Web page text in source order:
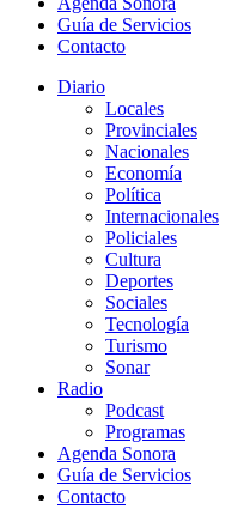
Guía de Servicios
Contacto
Diario
Locales
Provinciales
Nacionales
Economía
Política
Internacionales
Policiales
Cultura
Deportes
Sociales
Tecnología
Turismo
Sonar
Radio
Podcast
Programas
Agenda Sonora
Guía de Servicios
Contacto